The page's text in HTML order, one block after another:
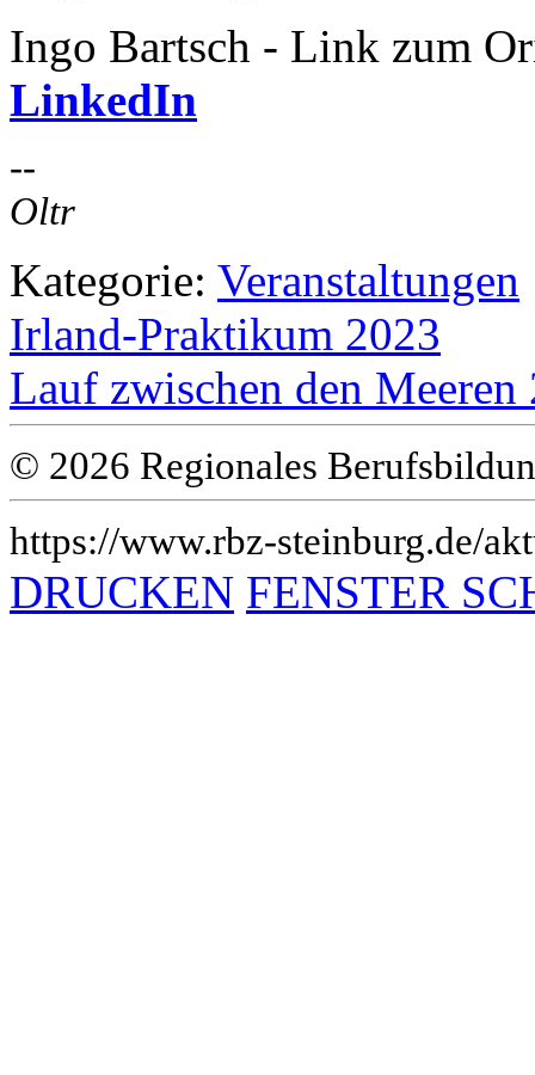
Ingo Bartsch - Link zum
LinkedIn
--
Oltr
Kategorie: Veranstaltungen
Irland-Praktikum 2023
Lauf zwischen den Meeren
© 2026 Regionales
https://www.rbz-steinburg.de/
DRUCKEN FENSTER